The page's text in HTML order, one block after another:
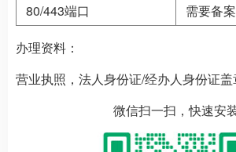
80/443端口
需要备
办理资料：
营业执照，法人身份证/经办人身份证
微信扫一扫，快速安